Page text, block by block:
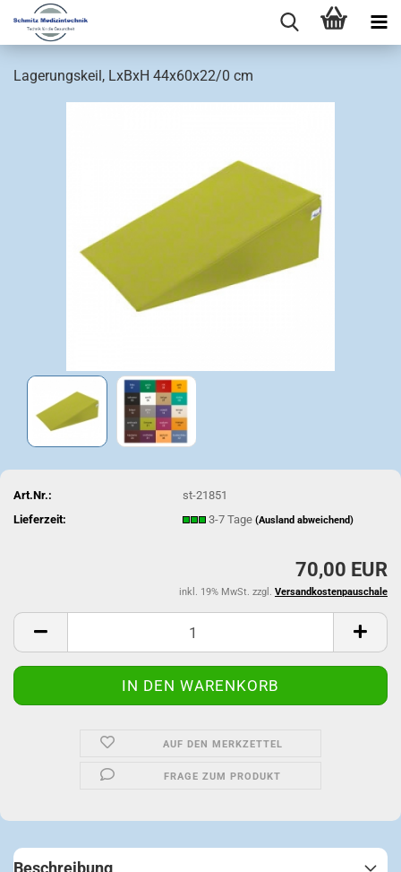
Lagerungskeil, LxBxH 44x60x22/0 cm
Art.Nr.:
st-21851
Lieferzeit:
3-7 Tage(Ausland abweichend)
70,00 EUR
inkl. 19% MwSt. zzgl. Versandkostenpauschale
AUF DEN MERKZETTEL
FRAGE ZUM PRODUKT
Beschreibung